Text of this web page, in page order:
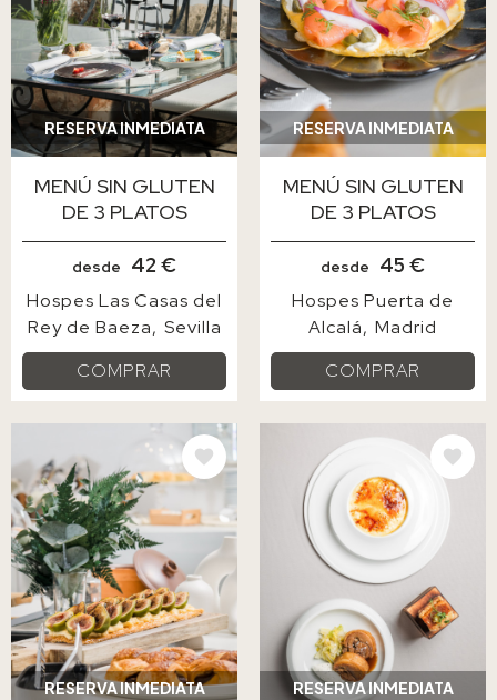
RESERVA INMEDIATA
MENÚ SIN GLUTEN
DE 3 PLATOS
desde 42 €
Hospes Las Casas del
Rey de Baeza
Sevilla
COMPRAR
RESERVA INMEDIATA
MENÚ SIN GLUTEN
DE 3 PLATOS
desde 45 €
Hospes Puerta de
Alcalá
Madrid
COMPRAR
RESERVA INMEDIATA
IMAGE
RESERVA INMEDIATA
IMAGE